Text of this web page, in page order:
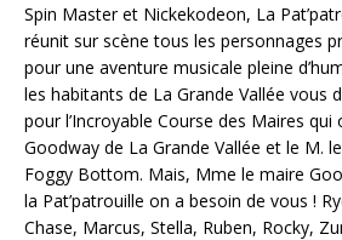
Spin Master et Nickekodeon, La
réunit sur scène tous les personnages
pour une aventure musicale pleine
les habitants de La Grande Vallée vous
pour l’Incroyable Course des Maires
Goodway de La Grande Vallée et le M.
Foggy Bottom. Mais, Mme le maire
la Pat’patrouille on a besoin de vous !
Chase, Marcus, Stella, Ruben, Rocky,